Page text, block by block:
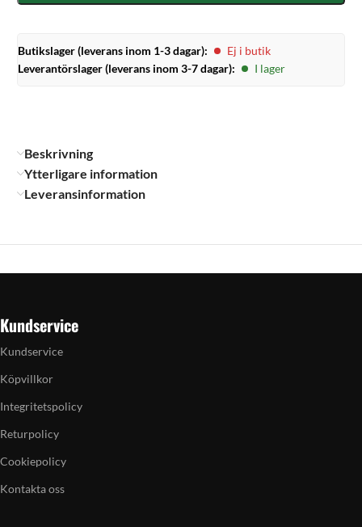
Butikslager (leverans inom 1-3 dagar):
Ej i butik
Leverantörslager (leverans inom 3-7 dagar):
I lager
Beskrivning
Ytterligare information
Leveransinformation
Kundservice
Kundservice
Köpvillkor
Integritetspolicy
Returpolicy
Cookiepolicy
Kontakta oss